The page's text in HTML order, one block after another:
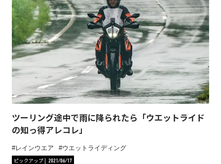
ツーリング途中で雨に降られたら「ウエットライド
の知っ得アレコレ」
レインウエア
ウエットライディング
ピックアップ
2021/06/17